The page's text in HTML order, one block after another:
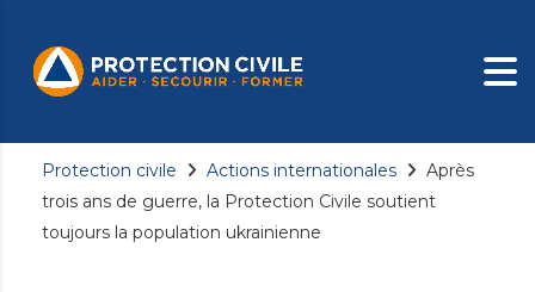
Protection civile Actions internationales
Après
trois ans de guerre, la Protection Civile soutient
toujours la population ukrainienne